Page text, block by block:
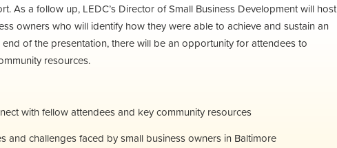
As a follow up, LEDC’s Director of Small Business Development will host
owners who will identify how they were able to achieve and sustain an
of the presentation, there will be an opportunity for attendees to
resources.
with fellow attendees and key community resources
and challenges faced by small business owners in Baltimore